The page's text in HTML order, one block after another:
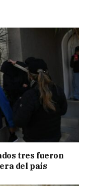
tres fueron
del país